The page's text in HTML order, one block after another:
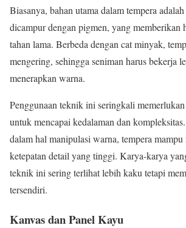
Biasanya, bahan utama dalam tempera
dicampur dengan pigmen, yang memberikan
tahan lama. Berbeda dengan cat minyak,
mengering, sehingga seniman harus bekerja
menerapkan warna.
Penggunaan teknik ini seringkali
untuk mencapai kedalaman dan
dalam hal manipulasi warna, tempera mampu
ketepatan detail yang tinggi. Karya-karya
teknik ini sering terlihat lebih kaku tetapi
tersendiri.
Kanvas dan Panel Kayu